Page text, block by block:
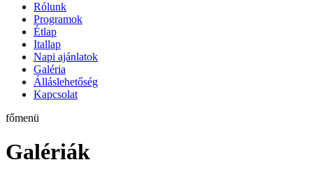
Rólunk
Programok
Étlap
Itallap
Napi ajánlatok
Galéria
Álláslehetőség
Kapcsolat
főmenü
Galériák